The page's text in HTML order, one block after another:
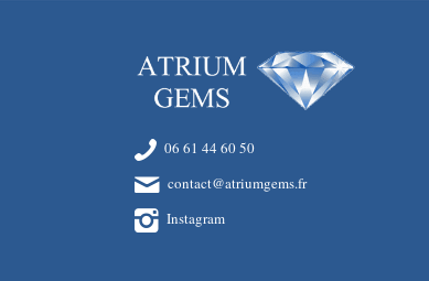
06 61 44 60 50
contact@atriumgems.fr
Instagram